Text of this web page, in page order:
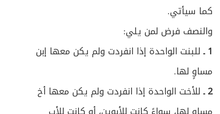
كما سيأتي.
والنصف فرض لمن يلي:
1 ـ للبنت الواحدة إذا انفردت ولم يكن معها إبن
مساوٍ لها.
2 ـ للأخت الواحدة إذا انفردت ولم يكن معها أخ